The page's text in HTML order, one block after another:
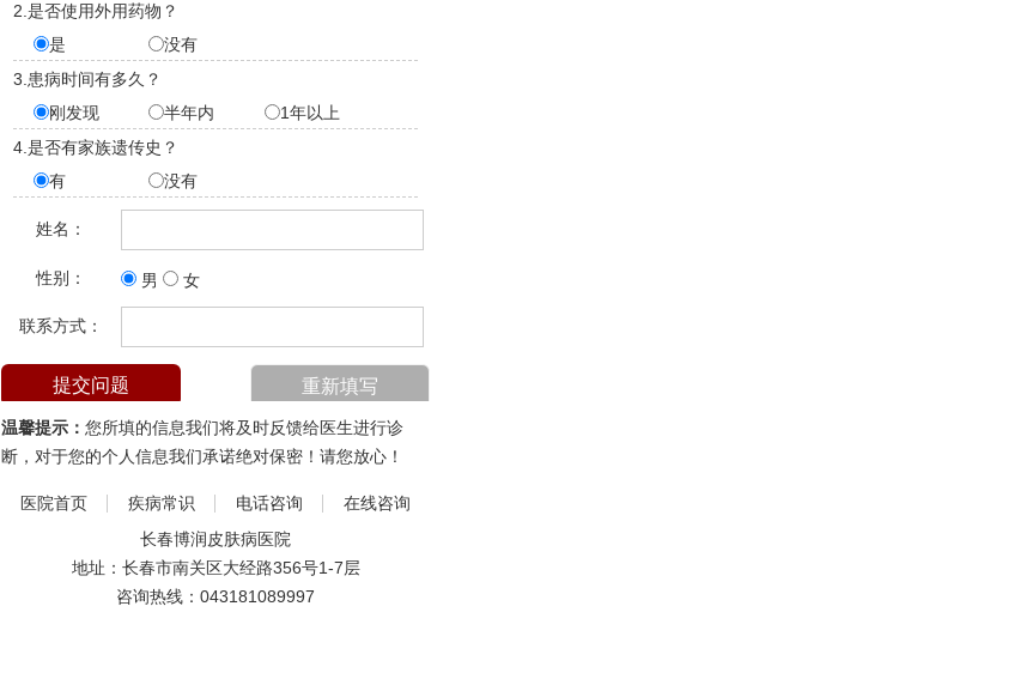
2.是否使用外用药物？
是
没有
3.患病时间有多久？
刚发现
半年内
1年以上
4.是否有家族遗传史？
有
没有
姓名：
性别： 男 女
联系方式：
温馨提示： 您所填的信息我们将及时反馈给医生进行诊
断，对于您的个人信息我们承诺绝对保密！请您放心！
医院首页 疾病常识 电话咨询
在线咨询
长春博润皮肤病医院
地址：长春市南关区大经路356号1-7层
咨询热线： 043181089997